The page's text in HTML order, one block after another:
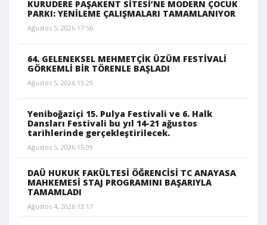
KURUDERE PAŞAKENT SİTESİ’NE MODERN ÇOCUK
PARKI: YENİLEME ÇALIŞMALARI TAMAMLANIYOR
Ağustos 5, 2026 17:56
64. GELENEKSEL MEHMETÇİK ÜZÜM FESTİVALİ
GÖRKEMLİ BİR TÖRENLE BAŞLADI
Ağustos 5, 2026 15:29
Yeniboğaziçi 15. Pulya Festivali ve 6. Halk
Dansları Festivali bu yıl 14-21 ağustos
tarihlerinde gerçekleştirilecek.
Ağustos 5, 2026 15:09
DAÜ HUKUK FAKÜLTESİ ÖĞRENCİSİ TC ANAYASA
MAHKEMESİ STAJ PROGRAMINI BAŞARIYLA
TAMAMLADI
Ağustos 4, 2026 13:17